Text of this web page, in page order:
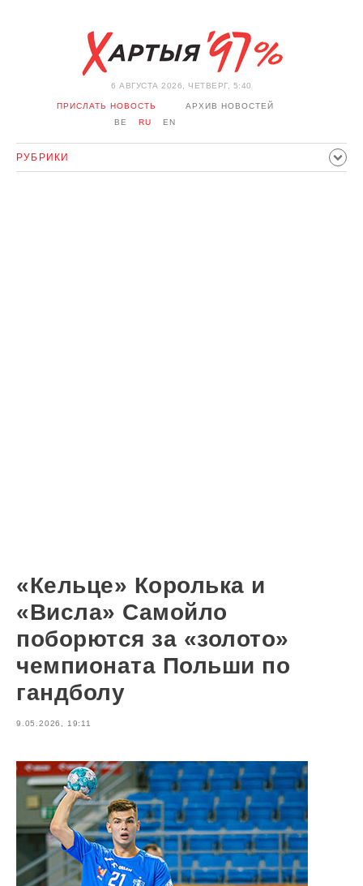
6 АВГУСТА 2026, ЧЕТВЕРГ, 5:40
ПРИСЛАТЬ НОВОСТЬ
АРХИВ НОВОСТЕЙ
BE
RU EN
РУБРИКИ
«Кельце» Королька и
«Висла» Самойло
поборются за «золото»
чемпионата Польши по
гандболу
9.05.2026, 19:11